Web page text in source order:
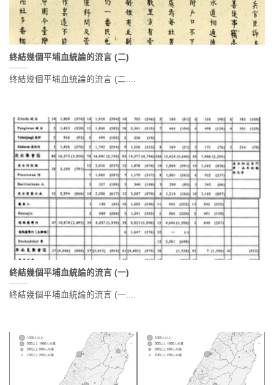
終結幾個平埔血統論的流言 (二)
終結幾個平埔血統論的流言 (二....
終結幾個平埔血統論的流言 (一)
終結幾個平埔血統論的流言 (一....